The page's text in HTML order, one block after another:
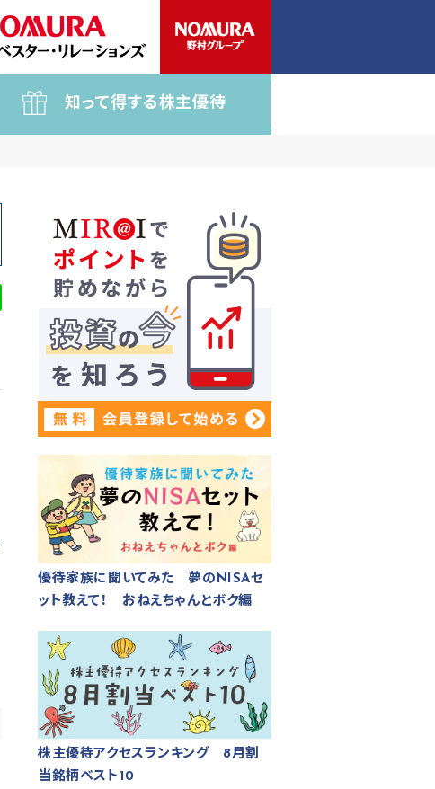
知って得する株主優待
優待家族に聞いてみた 夢のNISAセ
ット教えて！ おねえちゃんとボク編
株主優待アクセスランキング 8月割
当銘柄ベスト10